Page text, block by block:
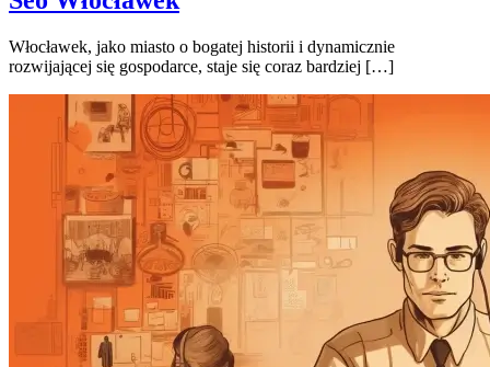
Włocławek, jako miasto o bogatej historii i dynamicznie
rozwijającej się gospodarce, staje się coraz bardziej […]